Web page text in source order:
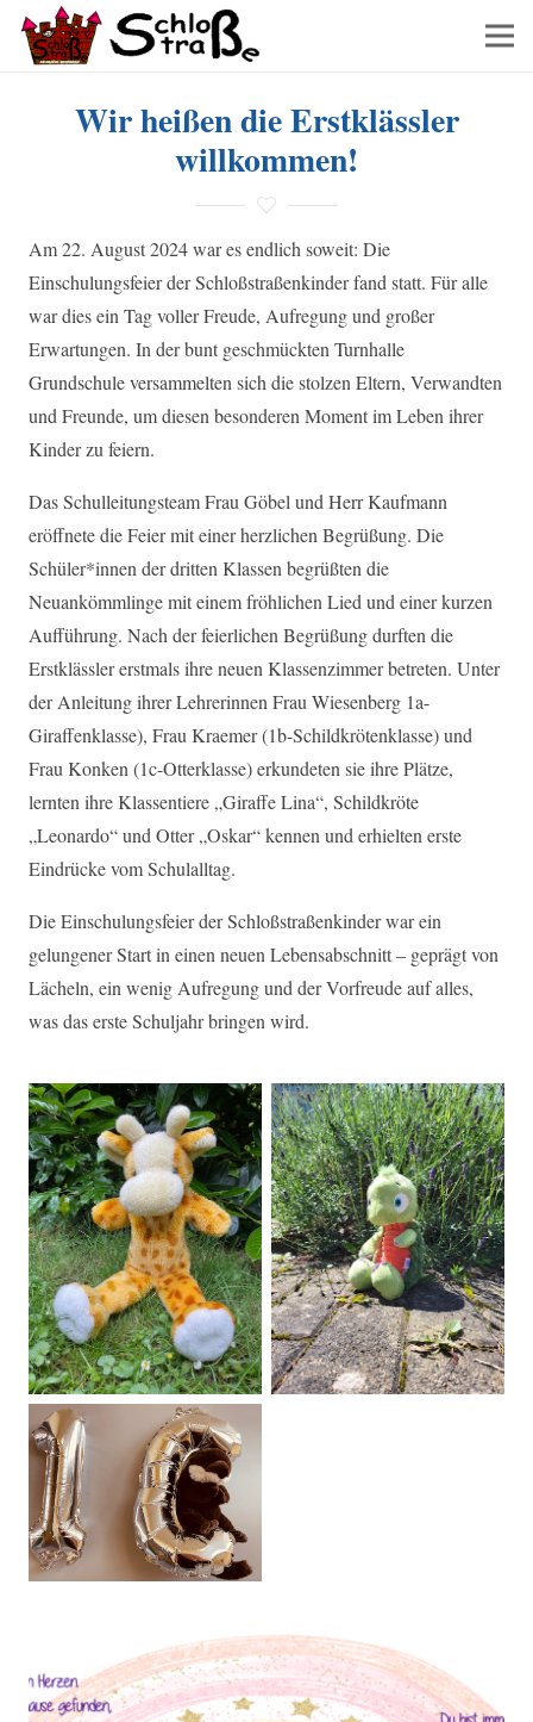
Wir heißen die Erstklässler
willkommen!
Am 22. August 2024 war es endlich soweit: Die
Einschulungsfeier der Schloßstraßenkinder fand statt. Für alle
war dies ein Tag voller Freude, Aufregung und großer
Erwartungen. In der bunt geschmückten Turnhalle
Grundschule versammelten sich die stolzen Eltern, Verwandten
und Freunde, um diesen besonderen Moment im Leben ihrer
Kinder zu feiern.
Das Schulleitungsteam Frau Göbel und Herr Kaufmann
eröffnete die Feier mit einer herzlichen Begrüßung. Die
Schüler*innen der dritten Klassen begrüßten die
Neuankömmlinge mit einem fröhlichen Lied und einer kurzen
Aufführung. Nach der feierlichen Begrüßung durften die
Erstklässler erstmals ihre neuen Klassenzimmer betreten. Unter
der Anleitung ihrer Lehrerinnen Frau Wiesenberg 1a-
Giraffenklasse), Frau Kraemer (1b-Schildkrötenklasse) und
Frau Konken (1c-Otterklasse) erkundeten sie ihre Plätze,
lernten ihre Klassentiere „Giraffe Lina“, Schildkröte
„Leonardo“ und Otter „Oskar“ kennen und erhielten erste
Eindrücke vom Schulalltag.
Die Einschulungsfeier der Schloßstraßenkinder war ein
gelungener Start in einen neuen Lebensabschnitt – geprägt von
Lächeln, ein wenig Aufregung und der Vorfreude auf alles,
was das erste Schuljahr bringen wird.